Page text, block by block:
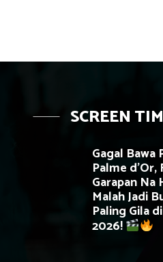
SCREEN
Gagal Bawa
Palme d’Or,
Garapan Na
Malah Jadi
Paling Gila
2026!